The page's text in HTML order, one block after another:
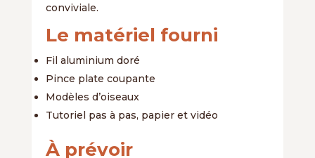
conviviale.
Le matériel fourni
Fil aluminium doré
Pince plate coupante
Modèles d’oiseaux
Tutoriel pas à pas, papier et vidéo
À prévoir